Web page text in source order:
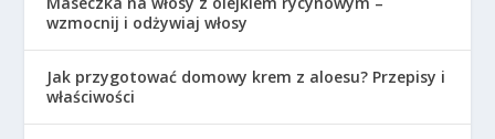
wzmocnij i odżywiaj włosy
Jak przygotować domowy krem z aloesu? Przepisy i
właściwości